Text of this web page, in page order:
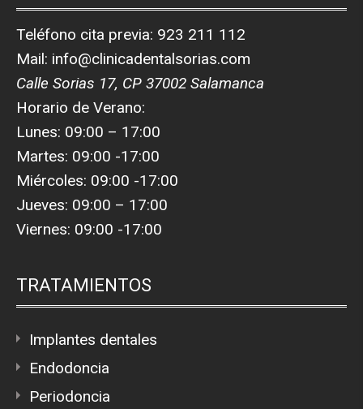
Teléfono cita previa: 923 211 112
Mail: info@clinicadentalsorias.com
Calle Sorias 17, CP 37002 Salamanca
Horario de Verano:
Lunes: 09:00 – 17:00
Martes: 09:00 -17:00
Miércoles: 09:00 -17:00
Jueves: 09:00 – 17:00
Viernes: 09:00 -17:00
TRATAMIENTOS
Implantes dentales
Endodoncia
Periodoncia